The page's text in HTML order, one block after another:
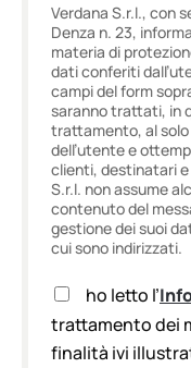
Verdana S.r.l., con
Denza n. 23,
materia di
dati conferiti
campi del form
saranno trattati, in
trattamento, al
dell’utente e
clienti, destinatari e
S.r.l. non assume
contenuto del
gestione dei suoi
cui sono indirizzati.
A
c
e
ho letto l’
trattamento dei
finalità ivi